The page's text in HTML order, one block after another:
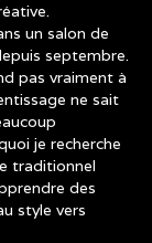
un salon de
septembre.
pas vraiment à
ne sait
je recherche
traditionnel
des
style vers